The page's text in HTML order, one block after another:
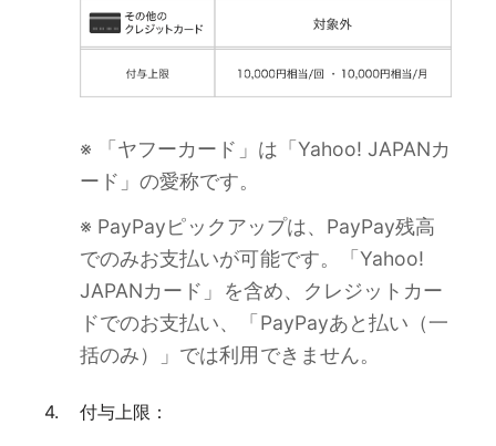
※ 「ヤフーカード」は「Yahoo! JAPANカ
ード」の愛称です。
※ PayPayピックアップは、PayPay残高
でのみお支払いが可能です。「Yahoo!
JAPANカード」を含め、クレジットカー
ドでのお支払い、「PayPayあと払い（一
括のみ）」では利用できません。
付与上限：